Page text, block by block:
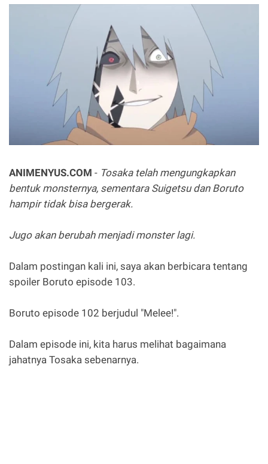
ANIMENYUS.COM - Tosaka telah mengungkapkan
bentuk monsternya, sementara Suigetsu dan Boruto
hampir tidak bisa bergerak.
Jugo akan berubah menjadi monster lagi.
Dalam postingan kali ini, saya akan berbicara tentang
spoiler Boruto episode 103.
Boruto episode 102 berjudul "Melee!".
Dalam episode ini, kita harus melihat bagaimana
jahatnya Tosaka sebenarnya.